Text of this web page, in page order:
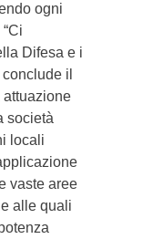
ogni
Difesa e i
il
attuazione
società
locali
vaste aree
alle quali